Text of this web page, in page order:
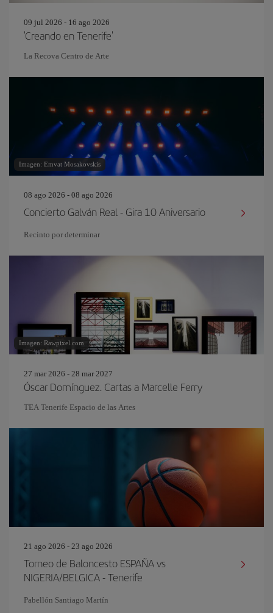
09 jul 2026 - 16 ago 2026
'Creando en Tenerife'
La Recova Centro de Arte
Imagen: Emvat Mosakovskis
08 ago 2026 - 08 ago 2026
Concierto Galván Real - Gira 10 Aniversario
Recinto por determinar
Imagen: Rawpixel.com
27 mar 2026 - 28 mar 2027
Óscar Domínguez. Cartas a Marcelle Ferry
TEA Tenerife Espacio de las Artes
21 ago 2026 - 23 ago 2026
Torneo de Baloncesto ESPAÑA vs
NIGERIA/BELGICA - Tenerife
Pabellón Santiago Martín